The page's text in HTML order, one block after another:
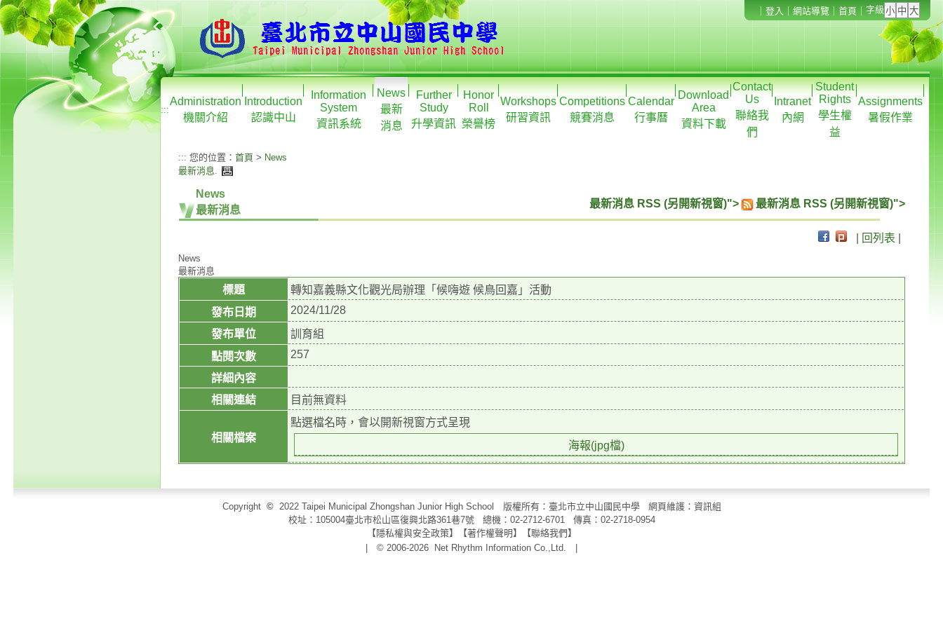
登入 網站導覽 首頁 字級
:::
Administration
機關介紹
Introduction
認識中山
Information
System
資訊系統
News
最新
消息
Further
Study
升學資訊
Honor
Roll
榮譽榜
Workshops
研習資訊
Competitions
競賽消息
Calendar
行事曆
Download
Area
資料下載
Contact
Us
聯絡我
們
Intranet
內網
Student
Rights
學生權
益
Assignments
暑假作業
::: 您的位置： 首頁 > News
最新消息.
News
最新消息
最新消息 RSS (另開新視窗)"> 最新消息 RSS (另開新視窗)">
回列表
News
最新消息
標題
轉知嘉義縣文化觀光局辦理「候嗨遊 候鳥回嘉」活動
發布日期
2024/11/28
發布單位
訓育組
點閱次數
257
詳細內容
相關連結
目前無資料
相關檔案
點選檔名時，會以開新視窗方式呈現
海報(jpg檔)
Copyright © 2022 Taipei Municipal Zhongshan Junior High School 版權所有：臺北市立中山國民中學 網頁維護：資訊組
校址：105004臺北市松山區復興北路361巷7號 總機：02-2712-6701 傳真： 02-2718-0954
【隱私權與安全政策】【著作權聲明 】 【聯絡我們 】
| © 2006-2026
Net Rhythm Information Co.,Ltd.